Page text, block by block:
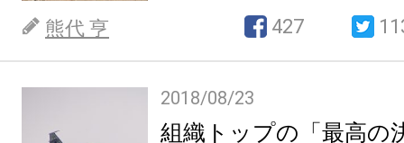
熊代 亨 427
2018/08/23
組織トップの「最高の